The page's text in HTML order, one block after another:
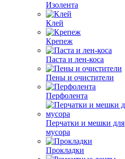
Изолента
Клей
Крепеж
Паста и лен-коса
Пены и очистители
Перфолента
Перчатки и мешки для
мусора
Прокладки